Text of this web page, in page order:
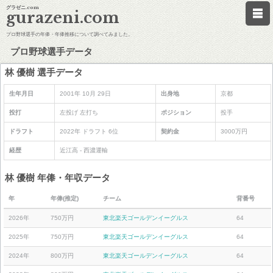
グラゼニ.com
gurazeni.com
プロ野球選手の年俸・年俸推移について調べてみました。
プロ野球選手データ
林 優樹 選手データ
生年月日 2001年 10月 29日 出身地 京都
投打 左投げ 左打ち ポジション 投手
ドラフト 2022年 ドラフト 6位 契約金 3000万円
経歴 近江高 - 西濃運輸
林 優樹 年俸・年収データ
年 年俸(推定) チーム 背番号
2026年 750万円 東北楽天ゴールデンイーグルス 64
2025年 750万円 東北楽天ゴールデンイーグルス 64
2024年 800万円 東北楽天ゴールデンイーグルス 64